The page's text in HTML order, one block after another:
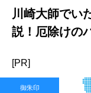
川崎大師でい
説！厄除けの
[PR]
御朱印